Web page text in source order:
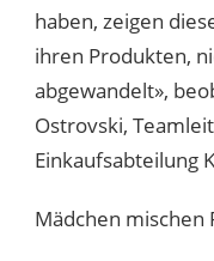
haben, zeigen
ihren Produkten,
abgewandelt»,
Ostrovski,
Einkaufsabteilung
Mädchen mischen